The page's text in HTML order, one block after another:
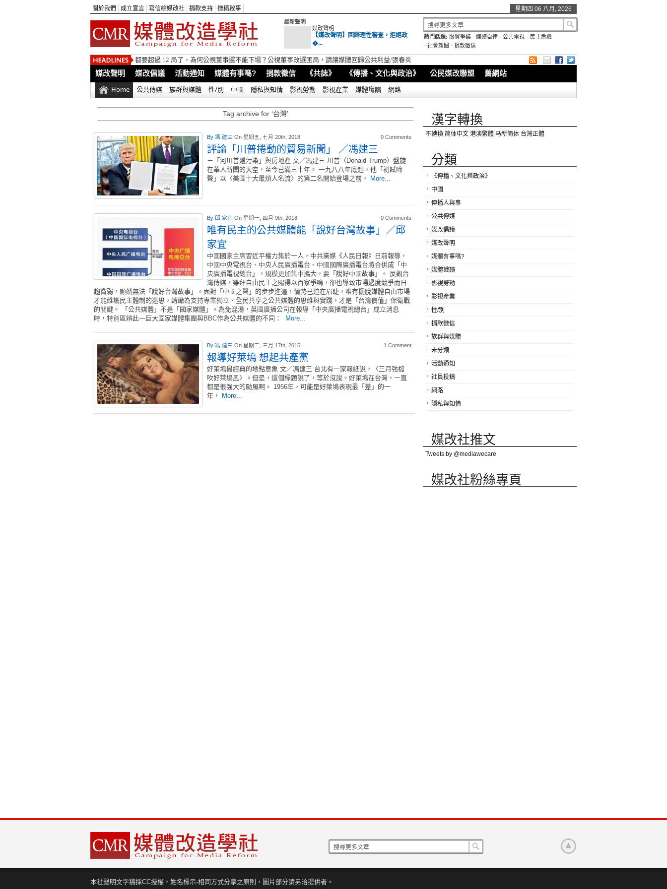
關於我們 成立宣言 寫信給媒改社 捐款支持 徵稿啟事 星期四 06 八月, 2026
最新聲明
媒改聲明
【媒改聲明】回歸理性審查，拒絕政
�...
熱門話題: 服貿爭議 -媒體自律 -公共電視 - 民主危機
- 社會新聞 - 捐款徵信
都要超過 12 局了，為何公視董事還不能下場？公視董事改選困局，請讓媒體回歸公共利益/張春炎
媒改聲明 媒改倡議 活動通知 媒體有事嗎? 捐款徵信 《共誌》 《傳播、文化與政治》 公民媒改聯盟 舊網站
Home 公共傳媒 族群與媒體 性/別 中國 隱私與知情 影視勞動 影視產業 媒體識讀 網路
Tag archive for ‘台灣’
By 馮 建三 On 星期五, 七月 20th, 2018 0 Comments
評論「川普捲動的貿易新聞」 ／馮建三
－「河川普遍污染」與房地產 文／馮建三 川普（Donald Trump）盤旋
在華人新聞的天空，至今已滿三十年。 一九八八年底起，他「初試啼
聲」以〈美國十大最煩人名流〉的第二名開始登場之前，
More...
By 邱 家宜 On 星期一, 四月 9th, 2018 0 Comments
唯有民主的公共媒體能「說好台灣故事」／邱
家宜
中國國家主席習近平權力集於一人，中共黨媒《人民日報》日前報導，
中國中央電視台、中央人民廣播電台、中國國際廣播電台將合併成「中
央廣播電視總台」，規模更加集中擴大，要「說好中國故事」。 反觀台
灣傳媒，雖拜自由民主之賜得以百家爭鳴，卻也導致市場過度競爭而日
趨貧弱，顯然無法「說好台灣故事」。面對「中國之聲」的步步進逼，情勢已迫在眉睫，唯有擺脫媒體自由市場
才能維護民主體制的迷思，轉轍為支持專業獨立、全民共享之公共媒體的思維與實踐，才是「台灣價值」保衛戰
的關鍵。 「公共媒體」不是「國家媒體」。為免混淆，英國廣播公司在報導「中央廣播電視總台」成立消息
時，特別區辨此一巨大國家媒體集團與BBC作為公共媒體的不同：
More...
By 馮 建三 On 星期二, 三月 17th, 2015 1 Comment
報導好萊塢 想起共產黨
好萊塢最經典的地點意象 文／馮建三 台北有一家報紙說，〈三月強檔
吹好萊塢風〉。但是，這個標題說了，等於沒說。好萊塢在台灣，一直
都是很強大的颱風啊。 1956年，可能是好萊塢表現最「差」的一
年，
More...
漢字轉換
不轉換 简体中文 港澳繁體 马新简体 台灣正體
分類
《傳播、文化與政治》
中國
傳播人與事
公共傳媒
媒改倡議
媒改聲明
媒體有事嗎?
媒體識讀
影視勞動
影視產業
性/別
捐款徵信
族群與媒體
未分類
活動通知
社員投稿
網路
隱私與知情
媒改社推文
Tweets by @mediawecare
媒改社粉絲專頁
本社聲明文字稿採CC授權，姓名標示-相同方式分享之原則，圖片部分請另洽提供者。